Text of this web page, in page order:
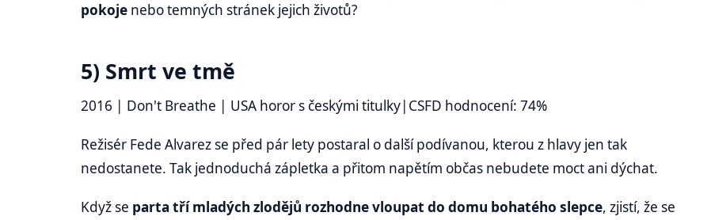
pokoje nebo temných stránek jejich životů?
5) Smrt ve tmě
2016 | Don't Breathe | USA horor s českými titulky|CSFD hodnocení: 74%
Režisér Fede Alvarez se před pár lety postaral o další podívanou, kterou z hlavy jen tak
nedostanete. Tak jednoduchá zápletka a přitom napětím občas nebudete moct ani dýchat.
Když se parta tří mladých zlodějů rozhodne vloupat do domu bohatého slepce, zjistí, že se